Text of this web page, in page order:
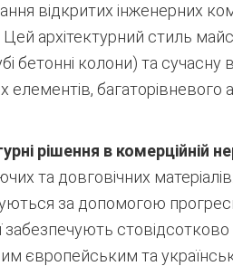
відкритих інженерних
архітектурний стиль
бетонні колони) та
багаторівневого
рішення в комерційній
та довговічних
за допомогою
забезпечують
європейським та